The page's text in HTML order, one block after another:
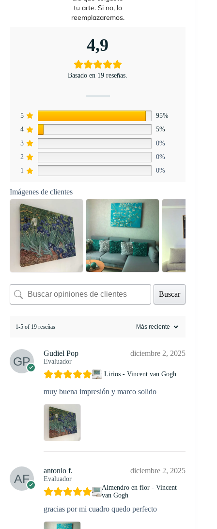
tu arte. Si no, lo
reemplazaremos.
4,9
Basado en 19 reseñas.
5
95%
4
5%
3
0%
2
0%
1
0%
Imágenes de clientes
Buscar
1-5 of 19 reseñas
Gudiel Pop
Evaluador
diciembre 2, 2025
Lirios - Vincent van Gogh
muy buena impresión y marco solido
antonio f.
Evaluador
diciembre 2, 2025
Almendro en flor - Vincent
van Gogh
gracias por mi cuadro quedo perfecto